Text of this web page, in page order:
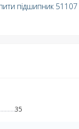
підшипник
35